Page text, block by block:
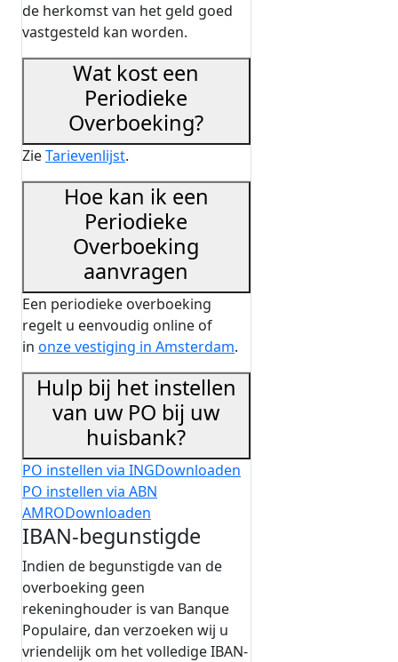
de herkomst van het geld goed
vastgesteld kan worden.
Wat kost een
Periodieke
Overboeking?
ZieTarievenlijst.
Hoe kan ik een
Periodieke
Overboeking
aanvragen
Een periodieke overboeking
regelt u eenvoudig online of
in onze vestiging in Amsterdam.
Hulp bij het instellen
van uw PO bij uw
huisbank?
PO instellen via INGDownloaden
PO instellen via ABN
AMRODownloaden
IBAN-begunstigde
Indien de begunstigde van de
overboeking geen
rekeninghouder is van Banque
Populaire, dan verzoeken wij u
vriendelijk om het volledige IBAN-